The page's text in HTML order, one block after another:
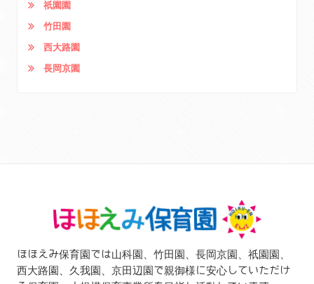
祇園園
竹田園
西大路園
長岡京園
ほほえみ保育園では山科園、竹田園、長岡京園、祇園園、
西大路園、久我園、京田辺園で親御様に安心していただけ